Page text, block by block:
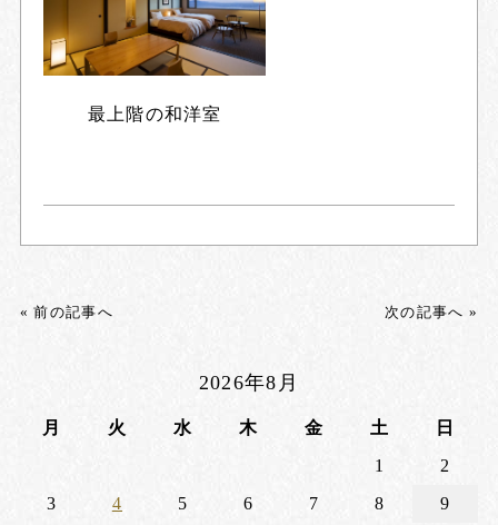
最上階の和洋室
« 前の記事へ 次の記事へ »
2026年8月
月 火 水 木 金 土
日
1
2
3
4 5 6 7 8
9